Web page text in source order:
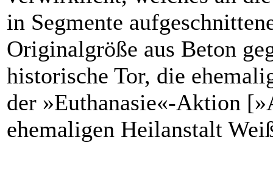
in Segmente
Originalgröße aus Beton
historische Tor, die
der »Euthanasie«-Aktion
ehemaligen Heilanstalt